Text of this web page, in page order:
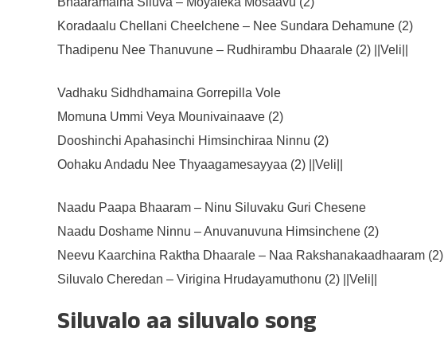
Koradaalu Chellani Cheelchene – Nee Sundara Dehamune (2)
Thadipenu Nee Thanuvune – Rudhirambu Dhaarale (2) ||Veli||
Vadhaku Sidhdhamaina Gorrepilla Vole
Momuna Ummi Veya Mounivainaave (2)
Dooshinchi Apahasinchi Himsinchiraa Ninnu (2)
Oohaku Andadu Nee Thyaagamesayyaa (2) ||Veli||
Naadu Paapa Bhaaram – Ninu Siluvaku Guri Chesene
Naadu Doshame Ninnu – Anuvanuvuna Himsinchene (2)
Neevu Kaarchina Raktha Dhaarale – Naa Rakshanakaadhaaram (2)
Siluvalo Cheredan – Virigina Hrudayamuthonu (2) ||Veli||
Siluvalo aa siluvalo song